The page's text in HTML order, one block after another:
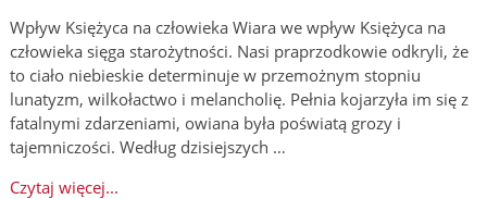
Wpływ Księżyca na człowieka Wiara we wpływ Księżyca na
człowieka sięga starożytności. Nasi praprzodkowie odkryli, że
to ciało niebieskie determinuje w przemożnym stopniu
lunatyzm, wilkołactwo i melancholię. Pełnia kojarzyła im się z
fatalnymi zdarzeniami, owiana była poświatą grozy i
tajemniczości. Według dzisiejszych …
Czytaj więcej...